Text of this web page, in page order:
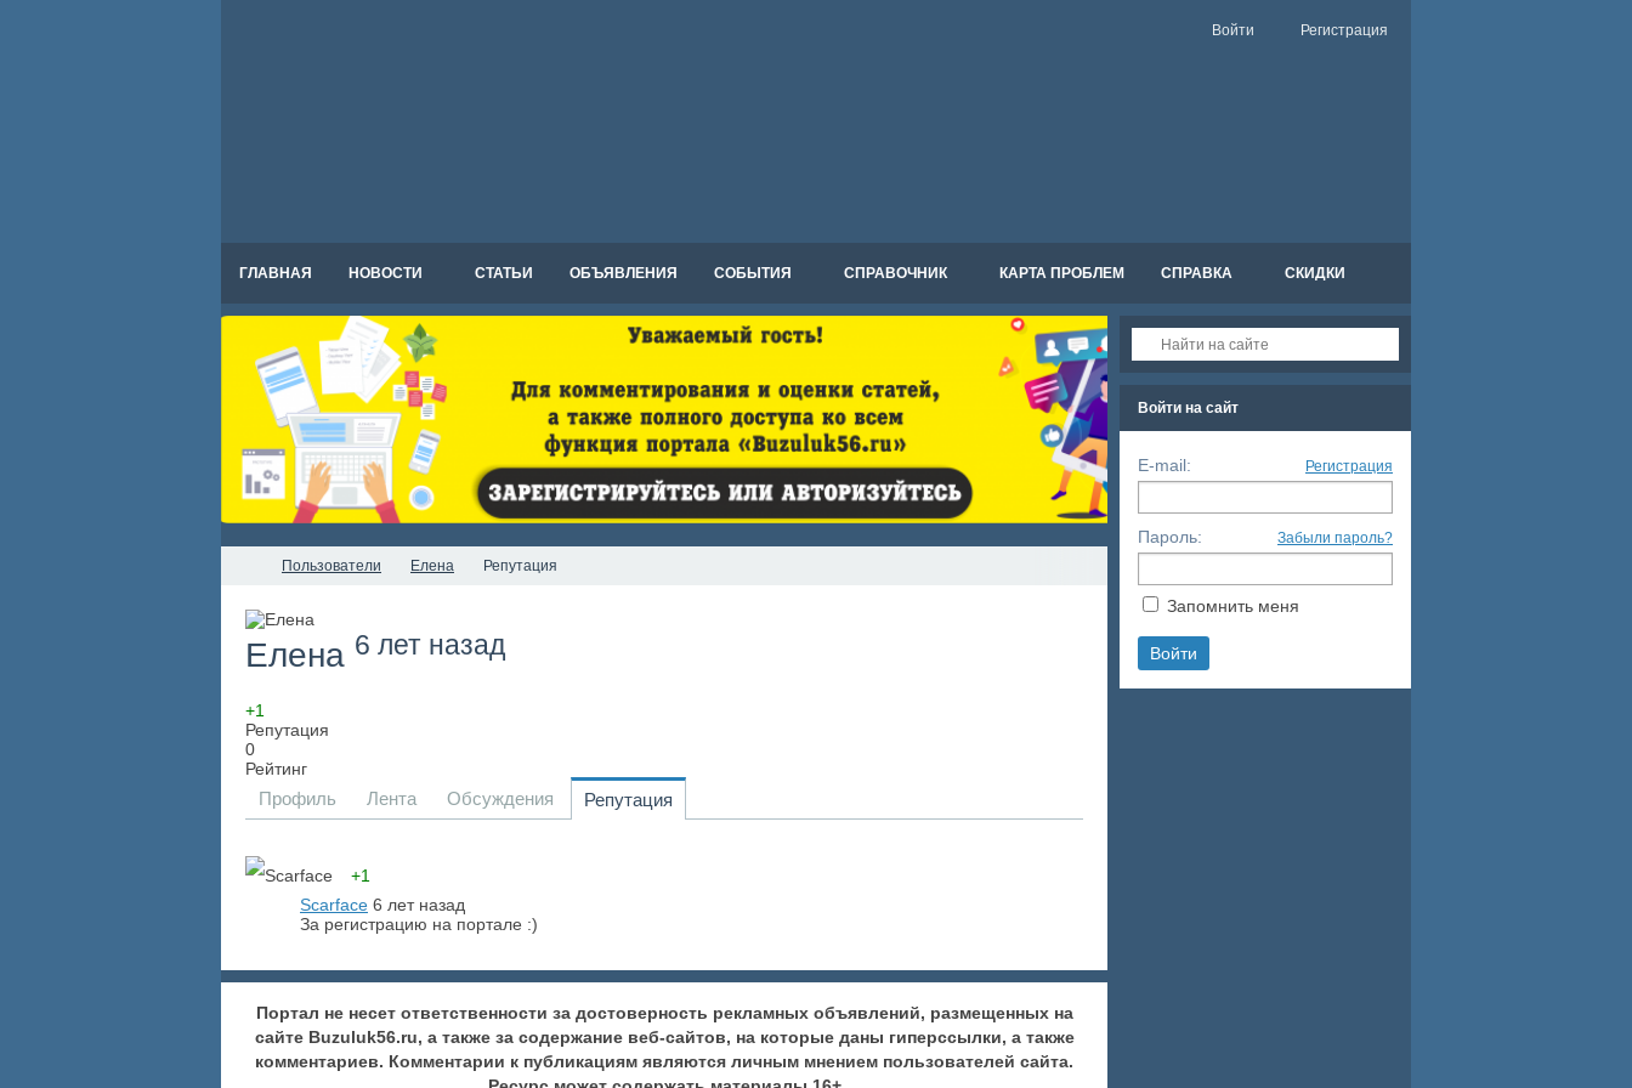
Войти Регистрация
ГЛАВНАЯ НОВОСТИ СТАТЬИ ОБЪЯВЛЕНИЯ СОБЫТИЯ СПРАВОЧНИК КАРТА ПРОБЛЕМ СПРАВКА СКИДКИ
Пользователи Елена Репутация
Елена 6 лет назад
+1
Репутация
0
Рейтинг
Профиль Лента Обсуждения Репутация
+1
Scarface 6 лет назад
За регистрацию на портале :)
Портал не несет ответственности за достоверность рекламных объявлений, размещенных на
сайте Buzuluk56.ru, а также за содержание веб-сайтов, на которые даны гиперссылки, а также
комментариев. Комментарии к публикациям являются личным мнением пользователей сайта.
Войти на сайт
E-mail: Регистрация
Пароль: Забыли пароль?
Запомнить меня